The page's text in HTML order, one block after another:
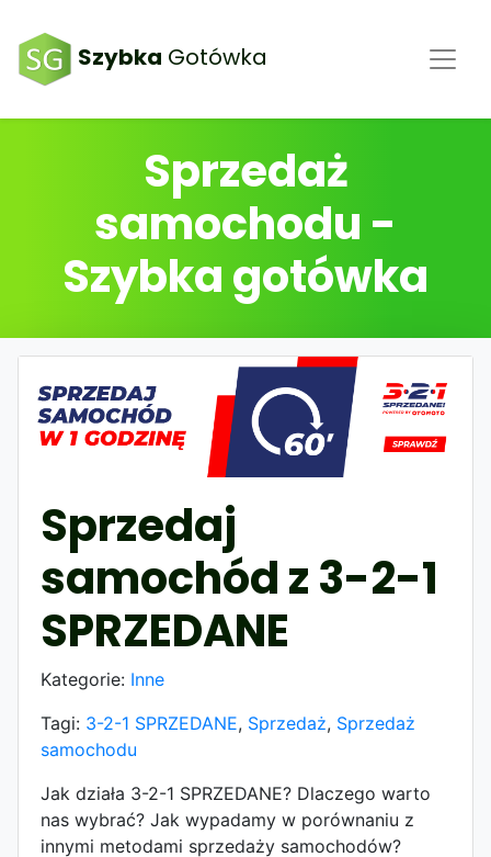
Szybka Gotówka
Sprzedaż
samochodu -
Szybka gotówka
Sprzedaj
samochód z 3-2-1
SPRZEDANE
Kategorie: Inne
Tagi: 3-2-1 SPRZEDANE, Sprzedaż, Sprzedaż
samochodu
Jak działa 3-2-1 SPRZEDANE? Dlaczego warto
nas wybrać? Jak wypadamy w porównaniu z
innymi metodami sprzedaży samochodów?